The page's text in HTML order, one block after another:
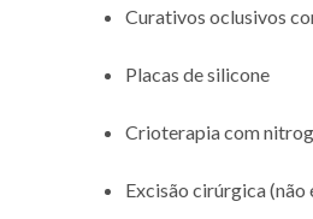
Curativos oclusivos
Placas de silicone
Crioterapia com
Excisão cirúrgica